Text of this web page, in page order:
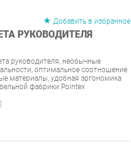
Добавить в избранное
РУКОВОДИТЕЛЯ
руководителя, необычные
оптимальное соотношение
материалы, удобная эргономика
фабрики Pointex
)